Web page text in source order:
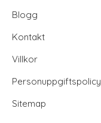
Blogg
Kontakt
Villkor
Personuppgiftspolicy
Sitemap